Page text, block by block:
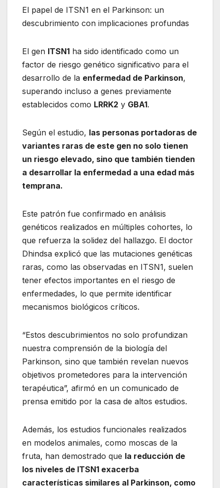
El papel de ITSN1 en el Parkinson: un
descubrimiento con implicaciones profundas
El gen ITSN1 ha sido identificado como un
factor de riesgo genético significativo para el
desarrollo de la enfermedad de Parkinson,
superando incluso a genes previamente
establecidos como LRRK2 y GBA1.
Según el estudio, las personas portadoras de
variantes raras de este gen no solo tienen
un riesgo elevado, sino que también tienden
a desarrollar la enfermedad a una edad más
temprana.
Este patrón fue confirmado en análisis
genéticos realizados en múltiples cohortes, lo
que refuerza la solidez del hallazgo. El doctor
Dhindsa explicó que las mutaciones genéticas
raras, como las observadas en ITSN1, suelen
tener efectos importantes en el riesgo de
enfermedades, lo que permite identificar
mecanismos biológicos críticos.
“Estos descubrimientos no solo profundizan
nuestra comprensión de la biología del
Parkinson, sino que también revelan nuevos
objetivos prometedores para la intervención
terapéutica”, afirmó en un comunicado de
prensa emitido por la casa de altos estudios.
Además, los estudios funcionales realizados
en modelos animales, como moscas de la
fruta, han demostrado que la reducción de
los niveles de ITSN1 exacerba
características similares al Parkinson, como